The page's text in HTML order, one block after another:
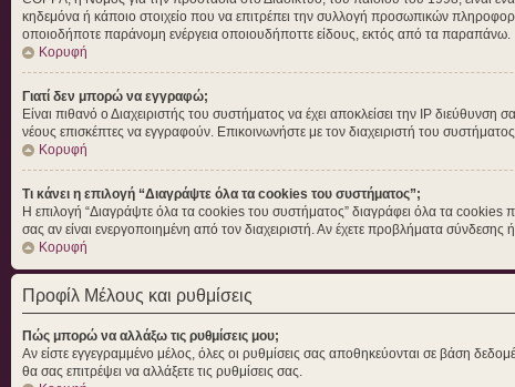
κηδεμόνα ή κάποιο στοιχείο που να επιτρέπει την συλλογή προσωπικών
οποιοδήποτε παράνομη ενέργεια οποιουδήποττε είδους, εκτός από τα παραπάνω.
Κορυφή
Γιατί δεν μπορώ να εγγραφώ;
Είναι πιθανό ο Διαχειριστής του συστήματος να έχει αποκλείσει την IP
νέους επισκέπτες να εγγραφούν. Επικοινωνήστε με τον διαχειριστή του
Κορυφή
Τι κάνει η επιλογή “Διαγράψτε όλα τα cookies του συστήματος”;
Η επιλογή “Διαγράψτε όλα τα cookies του συστήματος” διαγράφει όλα τα cookies
σας αν είναι ενεργοποιημένη από τον διαχειριστή. Αν έχετε προβλήματα
Κορυφή
Προφίλ Μέλους και ρυθμίσεις
Πώς μπορώ να αλλάξω τις ρυθμίσεις μου;
Αν είστε εγγεγραμμένο μέλος, όλες οι ρυθμίσεις σας αποθηκεύονται σε βάση
θα σας επιτρέψει να αλλάξετε τις ρυθμίσεις σας.